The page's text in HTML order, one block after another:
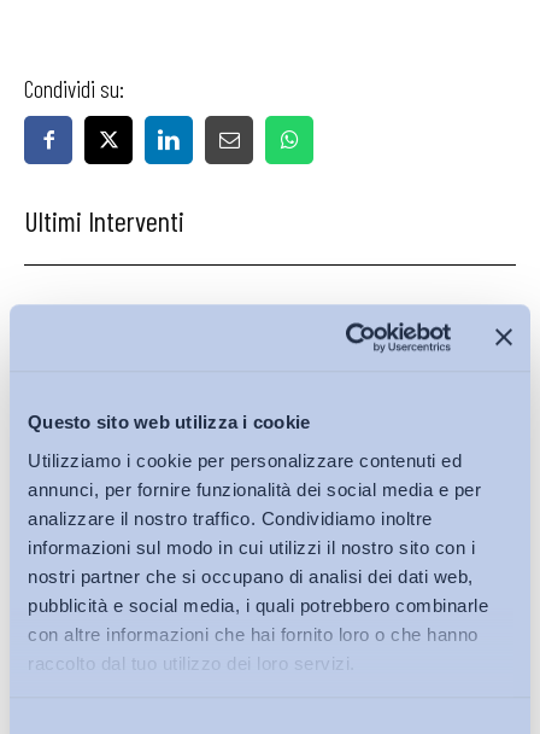
Questo sito web utilizza i cookie
Utilizziamo i cookie per personalizzare contenuti ed
annunci, per fornire funzionalità dei social media e per
analizzare il nostro traffico. Condividiamo inoltre
informazioni sul modo in cui utilizzi il nostro sito con i
nostri partner che si occupano di analisi dei dati web,
pubblicità e social media, i quali potrebbero combinarle
con altre informazioni che hai fornito loro o che hanno
raccolto dal tuo utilizzo dei loro servizi.
Condividi su:
Ultimi Interventi